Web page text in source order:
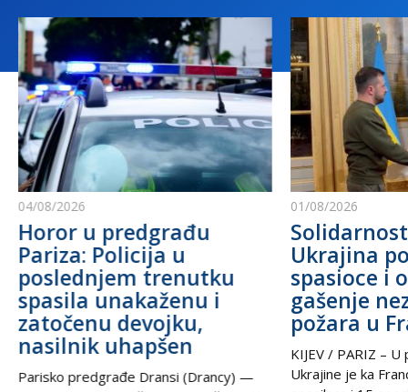
04/08/2026
Horor u predgrađu
Pariza: Policija u
poslednjem trenutku
spasila unakaženu i
zatočenu devojku,
nasilnik uhapšen
Parisko predgrađe Dransi (Drancy) —
01/08/2026
Ukrajina
spasioce i
gašenje
požara u
KIJEV / PARIZ –
Ukrajine je ka